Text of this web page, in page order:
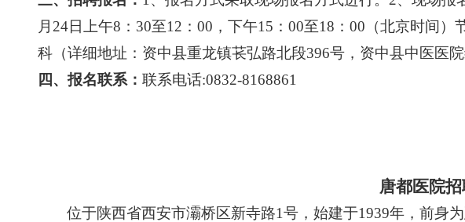
月24日上午8：30至12：00，下午15：00至18：00（北京时间
科（详细地址：资中县重龙镇苌弘路北段396号，资中县中医医院
四、报名联系： 联系电话:0832-8168861
唐都医院
位于陕西省西安市灞桥区新寺路1号，始建于1939年，前身